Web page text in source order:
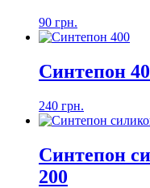
90 грн.
Синтепон
240 грн.
Синтепон
200